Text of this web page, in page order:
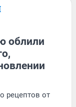
облили
рецептов от